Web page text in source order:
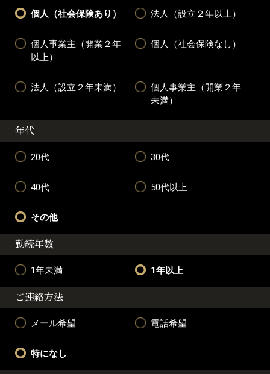
個人（社会保険あり） 法人（設立２年以上）
個人事業主（開業２年
以上）
個人（社会保険なし）
法人（設立２年未満）
個人事業主（開業２年
未満）
年代
20代 30代
40代 50代以上
その他
勤続年数
1年未満 1年以上
ご連絡方法
メール希望 電話希望
特になし